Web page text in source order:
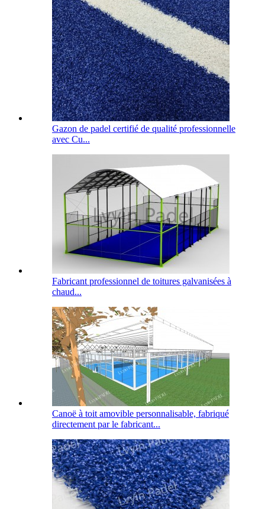
Gazon de padel certifié de qualité professionnelle
avec Cu...
Fabricant professionnel de toitures galvanisées à
chaud...
Canoë à toit amovible personnalisable, fabriqué
directement par le fabricant...